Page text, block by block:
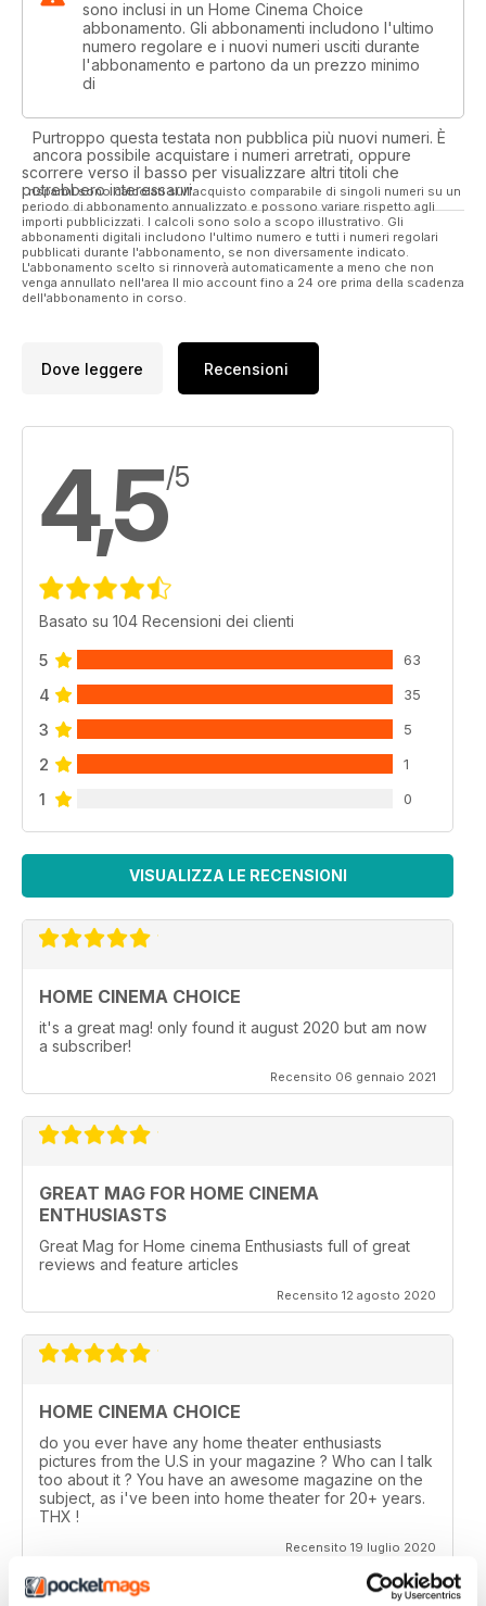
sono inclusi in un Home Cinema Choice
abbonamento. Gli abbonamenti includono l'ultimo
numero regolare e i nuovi numeri usciti durante
l'abbonamento e partono da un prezzo minimo
di
Purtroppo questa testata non pubblica più nuovi numeri. È
ancora possibile acquistare i numeri arretrati, oppure
scorrere verso il basso per visualizzare altri titoli che
potrebbero interessarvi.
I risparmi sono calcolati sull'acquisto comparabile di singoli numeri su un
periodo di abbonamento annualizzato e possono variare rispetto agli
importi pubblicizzati. I calcoli sono solo a scopo illustrativo. Gli
abbonamenti digitali includono l'ultimo numero e tutti i numeri regolari
pubblicati durante l'abbonamento, se non diversamente indicato.
L'abbonamento scelto si rinnoverà automaticamente a meno che non
venga annullato nell'area Il mio account fino a 24 ore prima della scadenza
dell'abbonamento in corso.
Dove leggere Recensioni
4,5/5
Basato su 104 Recensioni dei clienti
5 63
4 35
3 5
2 1
1 0
VISUALIZZA LE RECENSIONI
HOME CINEMA CHOICE
it's a great mag! only found it august 2020 but am now
a subscriber!
Recensito 06 gennaio 2021
GREAT MAG FOR HOME CINEMA
ENTHUSIASTS
Great Mag for Home cinema Enthusiasts full of great
reviews and feature articles
Recensito 12 agosto 2020
HOME CINEMA CHOICE
do you ever have any home theater enthusiasts
pictures from the U.S in your magazine ? Who can I talk
too about it ? You have an awesome magazine on the
subject, as i've been into home theater for 20+ years.
THX !
Recensito 19 luglio 2020